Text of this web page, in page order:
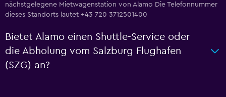
nächstgelegene Mietwagenstation von Alamo Die Telefonnummer
dieses Standorts lautet +43 720 3712501400
Bietet Alamo einen Shuttle-Service oder
die Abholung vom Salzburg Flughafen
(SZG) an?